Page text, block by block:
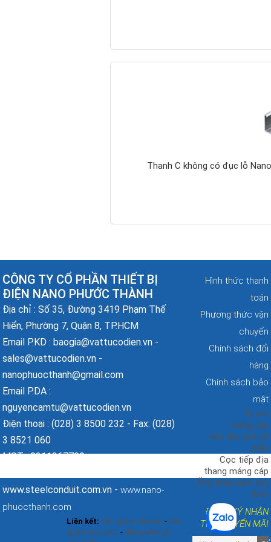
Thanh C không có đục lỗ
Kim thu sét cổ điển
Nano Phước Thành
Cọc tiếp địa mạ
đồng Nano Phước
CÔNG TY CỔ PHẦN THIẾT BỊ
ĐIỆN NANO PHƯỚC THÀNH
Địa chỉ : Số 35, Đường 3419 Phạm Thế
Hiển, Phường 7, Quận 8, TP.HCM
Email P.KD : baogia@vattucodien.vn -
sales@vattucodien.vn -
nanophuocthanh@gmail.com
Email P.DA :
nguyencamtu@vattucodien.vn
Điện thoại : (028) 3 8500 232 - Fax: (028)
3 8521 060
MST : 0311367709
www.steelconduit.com.vn -www.nano-
phuocthanh.com
Hình thức thanh
toán
Phương thức vận
chuyển
Chính sách đổi
hàng
Chính sách bảo
mật
Ty ren
Thang cáp
Kim thu sét cổ
điển
Cọc tiếp địa
thang máng cáp
Ống thép luồn dây
điện
ĐĂNG KÝ NHẬN
TIN KHUYẾN MÃI
Liên kết: đàn guitar classic - đàn
guitar acoustic - đàn guitar gỗ